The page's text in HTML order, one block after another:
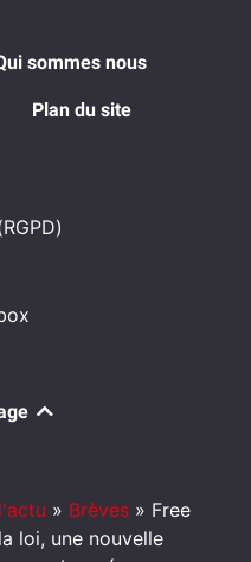
sommes nous
Plan du site
» Brèves » Free
loi, une nouvelle